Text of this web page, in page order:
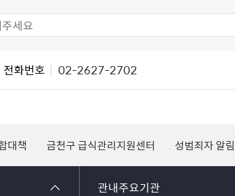
전화번호 02-2627-2702
원센터 성범죄자 알림e 국가평생교육진
관내주요기관